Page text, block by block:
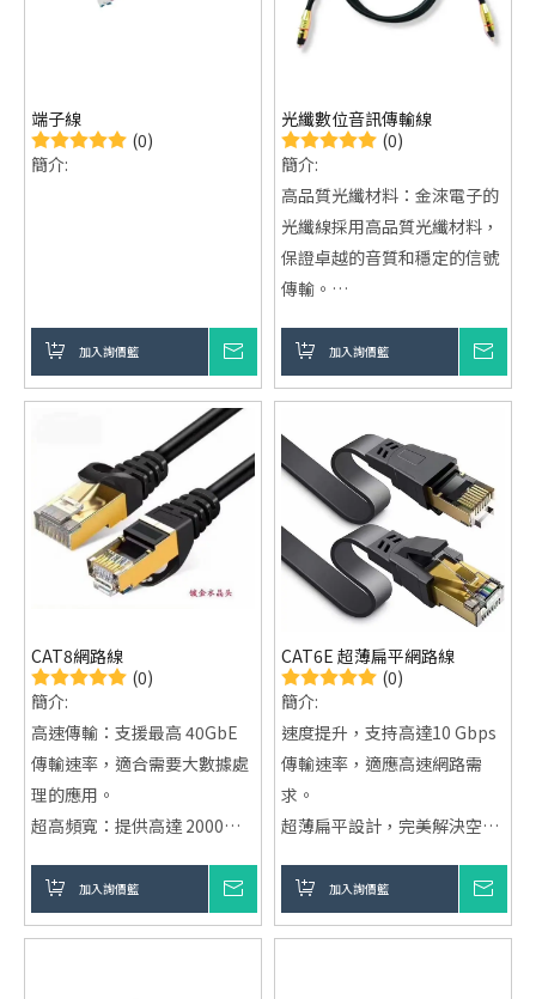
端子線
(0)
簡介:
加入詢價籃
光纖數位音訊傳輸線
(0)
簡介:
高品質光纖材料：金淶電子的
光纖線採用高品質光纖材料，
保證卓越的音質和穩定的信號
傳輸。
效：支持5.1 Dolby Digital和
DTS音效，提供極致音效體
廣泛兼容性：適用於Apple
TV、HDTV、SoundBar等設
備，滿足各種家庭影音需求。
高效音頻信號傳輸：確保音頻
信號的高效傳輸，避免音質損
失。
出色的耐用性：具有優異的耐
用性，適合長期使用。
高速傳輸：支援10 Gbps至
100 Gbps的傳輸速率，保證
穩定流暢的數據傳輸。
加入詢價籃
CAT8網路線
(0)
簡介:
高速傳輸：支援最高 40GbE
傳輸速率，適合需要大數據處
理的應用。
超高頻寬：提供高達 2000
CAT7。
強大屏蔽設計：S/FTP 雙重屏
加入詢價籃
CAT6E 超薄扁平網路線
(0)
簡介:
速度提升，支持高達10 Gbps
傳輸速率，適應高速網路需
求。
超薄扁平設計，完美解決空間
採用UTP（非遮蔽雙絞線）技
術，抗干擾能力強，穩定可
加入詢價籃